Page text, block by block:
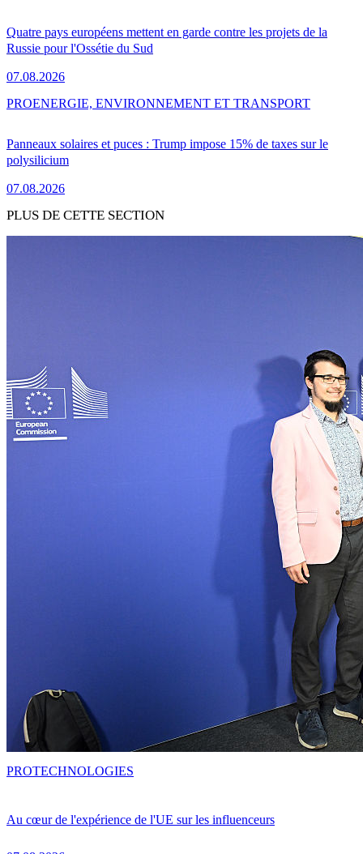
Quatre pays européens mettent en garde contre les projets de la
Russie pour l'Ossétie du Sud
07.08.2026
Panneaux solaires et puces : Trump impose 15% de taxes sur le
polysilicium
07.08.2026
PROENERGIE, ENVIRONNEMENT ET TRANSPORT
PLUS DE CETTE SECTION
Au cœur de l'expérience de l'UE sur les influenceurs
PROTECHNOLOGIES